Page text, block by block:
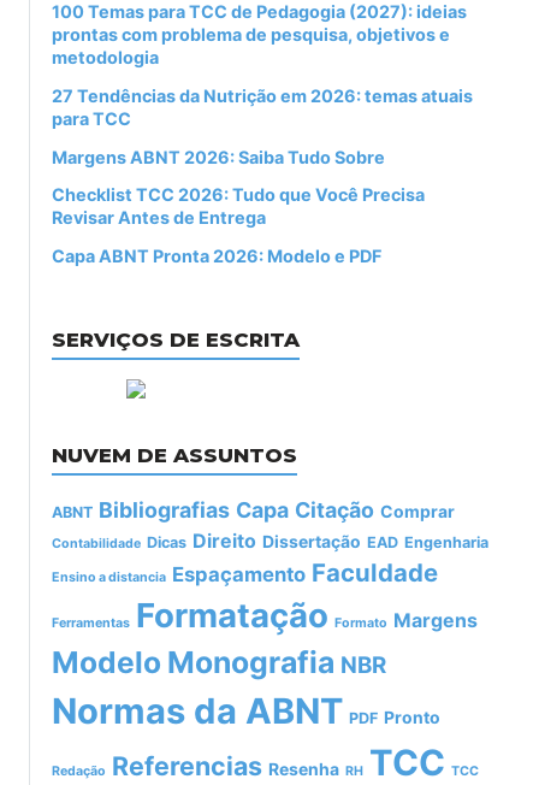
100 Temas para TCC de Pedagogia (2027): ideias
prontas com problema de pesquisa, objetivos e
metodologia
27 Tendências da Nutrição em 2026: temas atuais
para TCC
Margens ABNT 2026: Saiba Tudo Sobre
Checklist TCC 2026: Tudo que Você Precisa
Revisar Antes de Entrega
Capa ABNT Pronta 2026: Modelo e PDF
SERVIÇOS DE ESCRITA
NUVEM DE ASSUNTOS
ABNT Bibliografias Capa Citação Comprar
Contabilidade Dicas Direito Dissertação EAD Engenharia
Ensino a distancia Espaçamento Faculdade
Ferramentas Formatação Formato Margens
Modelo Monografia NBR
Normas da ABNT PDF Pronto
Redação Referencias Resenha RH TCC TCC